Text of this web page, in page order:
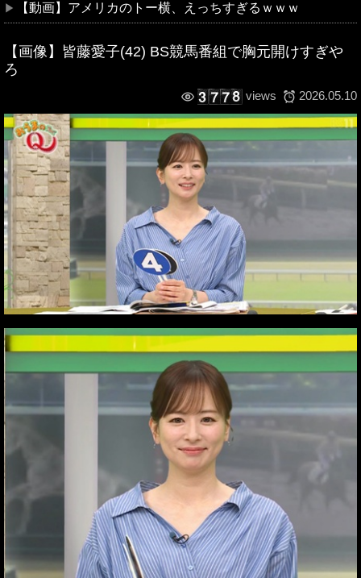
【動画】アメリカのトー横、えっちすぎるｗｗｗ
【画像】皆藤愛子(42) BS競馬番組で胸元開けすぎや
ろ
views 2026.05.10